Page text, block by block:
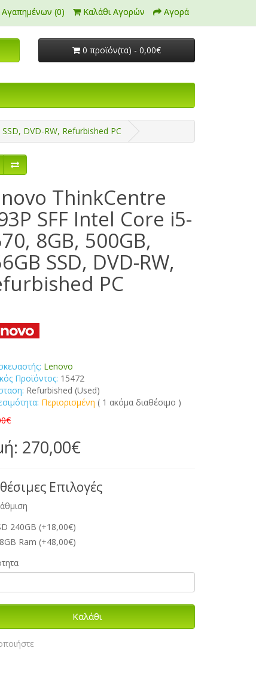
Αγαπημένων (0) Καλάθι Αγορών Αγορά
0 προϊόν(τα) - 0,00€
DVD-RW, Refurbished PC
ThinkCentre
SFF Intel Core i5-
8GB, 500GB,
SSD, DVD-RW,
PC
Lenovo
Προϊόντος: 15472
Refurbished (Used)
Περιορισμένη ( 1 ακόμα διαθέσιμο )
270,00€
Επιλογές
240GB (+18,00€)
Ram (+48,00€)
Καλάθι